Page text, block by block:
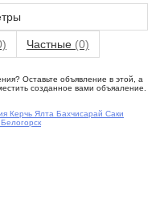
Частные (0)
Оставьте объявление в этой, а
созданное вами объяаление.
Керчь Ялта Бахчисарай Саки
Белогорск